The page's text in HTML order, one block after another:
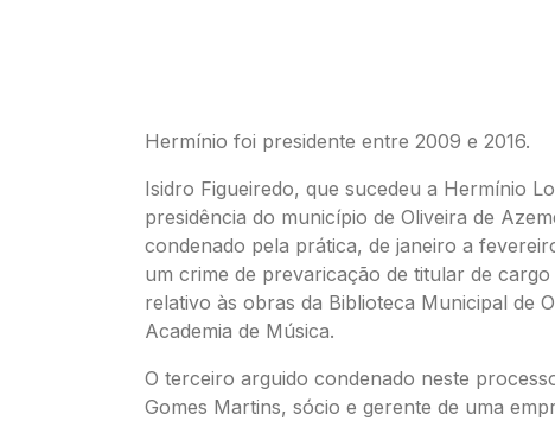
Hermínio foi presidente entre 2009 e 2016.
Isidro Figueiredo, que sucedeu a Hermínio
presidência do município de Oliveira de
condenado pela prática, de janeiro a
um crime de prevaricação de titular de
relativo às obras da Biblioteca Municipal de
Academia de Música.
O terceiro arguido condenado neste
Gomes Martins, sócio e gerente de uma